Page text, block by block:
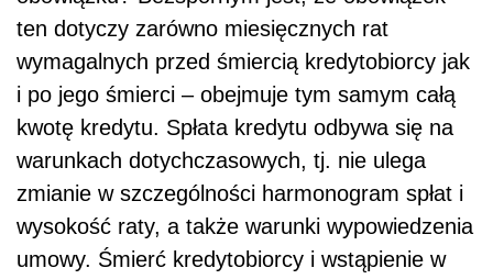
ten dotyczy zarówno miesięcznych rat
wymagalnych przed śmiercią kredytobiorcy jak
i po jego śmierci – obejmuje tym samym całą
kwotę kredytu. Spłata kredytu odbywa się na
warunkach dotychczasowych, tj. nie ulega
zmianie w szczególności harmonogram spłat i
wysokość raty, a także warunki wypowiedzenia
umowy. Śmierć kredytobiorcy i wstąpienie w